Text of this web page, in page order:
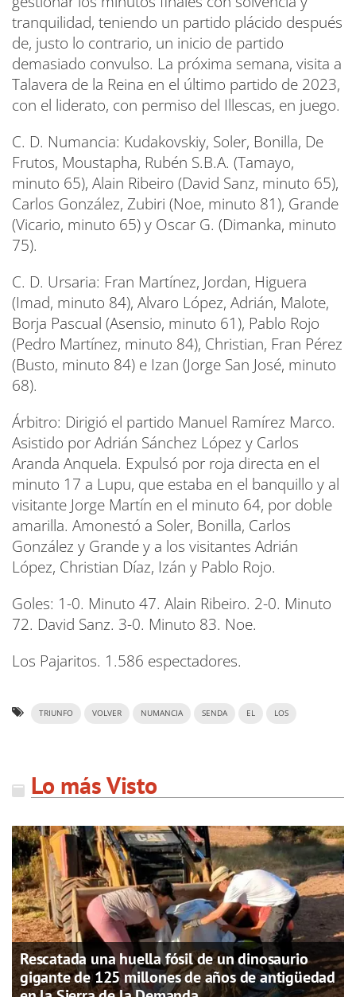
tranquilidad, teniendo un partido plácido después
de, justo lo contrario, un inicio de partido
demasiado convulso. La próxima semana, visita a
Talavera de la Reina en el último partido de 2023,
con el liderato, con permiso del Illescas, en juego.
C. D. Numancia: Kudakovskiy, Soler, Bonilla, De
Frutos, Moustapha, Rubén S.B.A. (Tamayo,
minuto 65), Alain Ribeiro (David Sanz, minuto 65),
Carlos González, Zubiri (Noe, minuto 81), Grande
(Vicario, minuto 65) y Oscar G. (Dimanka, minuto
75).
C. D. Ursaria: Fran Martínez, Jordan, Higuera
(Imad, minuto 84), Alvaro López, Adrián, Malote,
Borja Pascual (Asensio, minuto 61), Pablo Rojo
(Pedro Martínez, minuto 84), Christian, Fran Pérez
(Busto, minuto 84) e Izan (Jorge San José, minuto
68).
Árbitro: Dirigió el partido Manuel Ramírez Marco.
Asistido por Adrián Sánchez López y Carlos
Aranda Anquela. Expulsó por roja directa en el
minuto 17 a Lupu, que estaba en el banquillo y al
visitante Jorge Martín en el minuto 64, por doble
amarilla. Amonestó a Soler, Bonilla, Carlos
González y Grande y a los visitantes Adrián
López, Christian Díaz, Izán y Pablo Rojo.
Goles: 1-0. Minuto 47. Alain Ribeiro. 2-0. Minuto
72. David Sanz. 3-0. Minuto 83. Noe.
Los Pajaritos. 1.586 espectadores.
TRIUNFO VOLVER NUMANCIA SENDA EL LOS
Lo más Visto
Rescatada una huella fósil de un dinosaurio
gigante de 125 millones de años de antigüedad